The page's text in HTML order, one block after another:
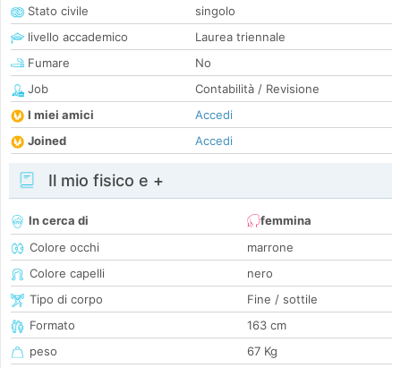
Stato civile
singolo
livello accademico
Laurea triennale
Fumare
No
Job
Contabilità / Revisione
I miei amici
Accedi
Joined
Accedi
Il mio fisico e +
In cerca di
femmina
Colore occhi
marrone
Colore capelli
nero
Tipo di corpo
Fine / sottile
Formato
163 cm
peso
67 Kg